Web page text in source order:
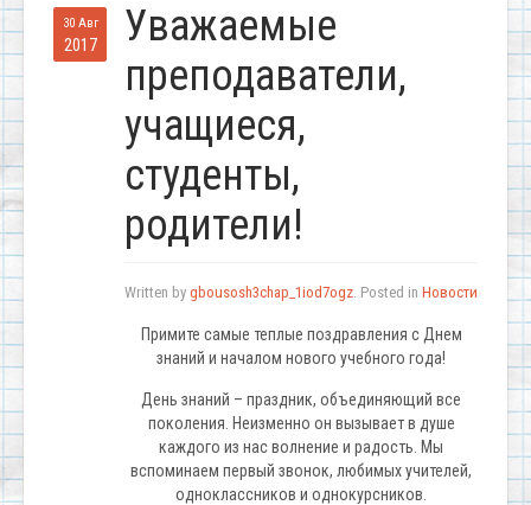
30 Авг
2017
Уважаемые
преподаватели,
учащиеся,
студенты,
родители!
Written by gbousosh3chap_1iod7ogz. Posted in Новости
Примите самые теплые поздравления с Днем
знаний и началом нового учебного года!
День знаний – праздник, объединяющий все
поколения. Неизменно он вызывает в душе
каждого из нас волнение и радость. Мы
вспоминаем первый звонок, любимых учителей,
одноклассников и однокурсников.